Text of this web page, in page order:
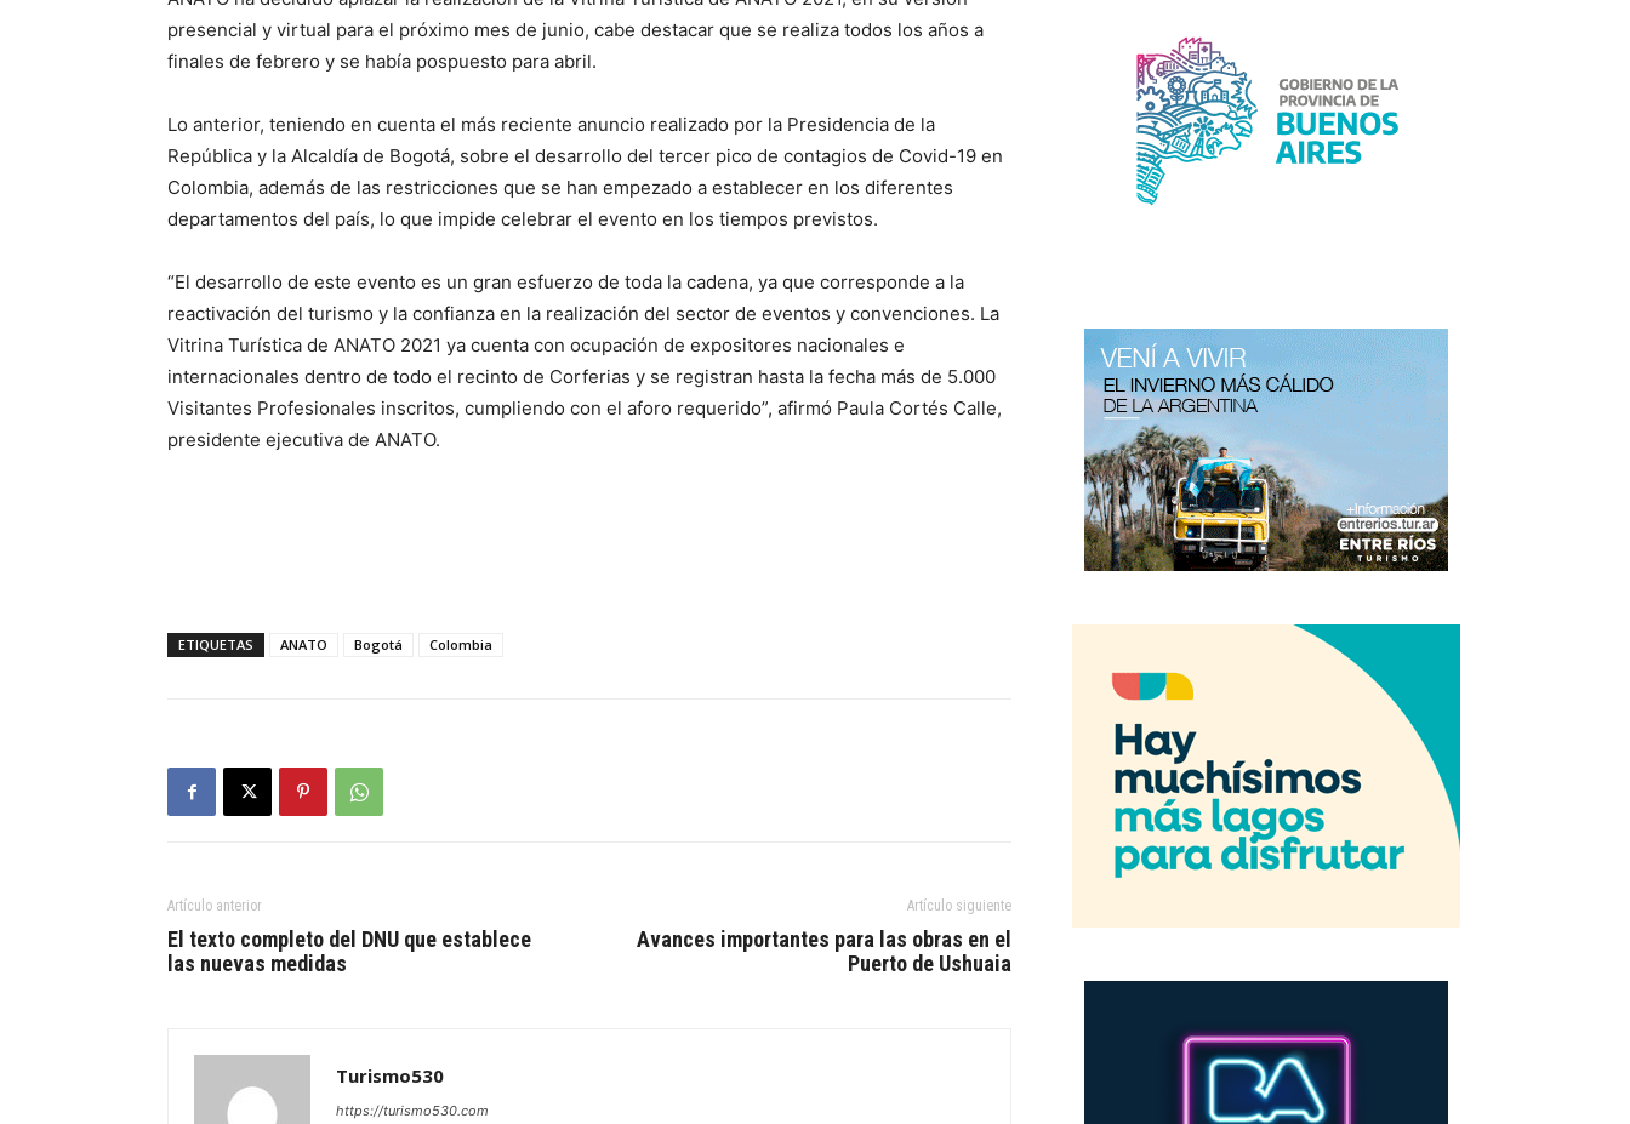
presencial y virtual para el próximo mes de junio, cabe destacar que se realiza todos los años a
finales de febrero y se había pospuesto para abril.
Lo anterior, teniendo en cuenta el más reciente anuncio realizado por la Presidencia de la
República y la Alcaldía de Bogotá, sobre el desarrollo del tercer pico de contagios de Covid-19 en
Colombia, además de las restricciones que se han empezado a establecer en los diferentes
departamentos del país, lo que impide celebrar el evento en los tiempos previstos.
“El desarrollo de este evento es un gran esfuerzo de toda la cadena, ya que corresponde a la
reactivación del turismo y la confianza en la realización del sector de eventos y convenciones. La
Vitrina Turística de ANATO 2021 ya cuenta con ocupación de expositores nacionales e
internacionales dentro de todo el recinto de Corferias y se registran hasta la fecha más de 5.000
Visitantes Profesionales inscritos, cumpliendo con el aforo requerido”, afirmó Paula Cortés Calle,
presidente ejecutiva de ANATO.
ETIQUETAS ANATO Bogotá Colombia
Artículo anterior
El texto completo del DNU que establece
las nuevas medidas
Artículo siguiente
Avances importantes para las obras en el
Puerto de Ushuaia
Turismo530
https://turismo530.com